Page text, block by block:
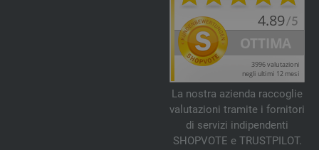
La nostra azienda raccoglie
valutazioni tramite i fornitori
di servizi indipendenti
SHOPVOTE e TRUSTPILOT.